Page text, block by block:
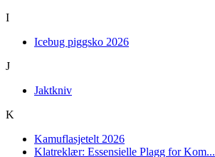
I
Icebug piggsko 2026
J
Jaktkniv
K
Kamuflasjetelt 2026
Klatreklær: Essensielle Plagg for Kom...